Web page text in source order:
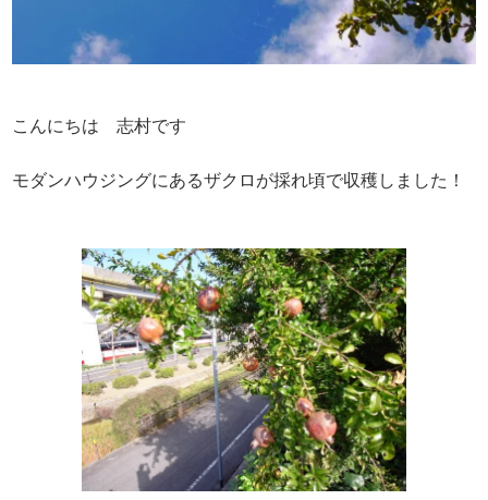
こんにちは 志村です
モダンハウジングにあるザクロが採れ頃で収穫しました！